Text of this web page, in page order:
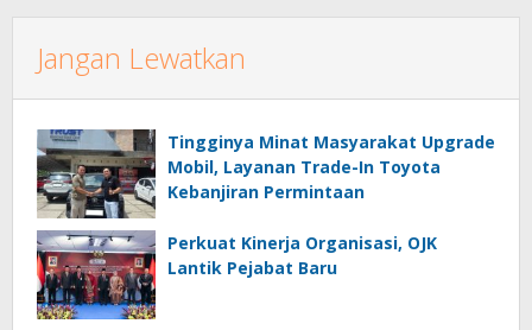
Jangan Lewatkan
Tingginya Minat Masyarakat Upgrade
Mobil, Layanan Trade-In Toyota
Kebanjiran Permintaan
Perkuat Kinerja Organisasi, OJK
Lantik Pejabat Baru